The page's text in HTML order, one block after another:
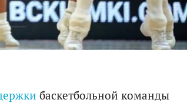
баскетбольной команды